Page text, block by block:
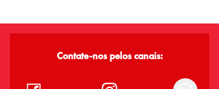
Contate-nos pelos canais: